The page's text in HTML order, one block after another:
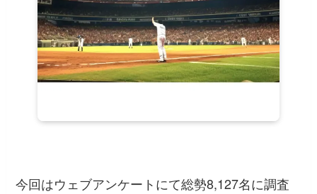
今回はウェブアンケートにて総勢8,127名に調査